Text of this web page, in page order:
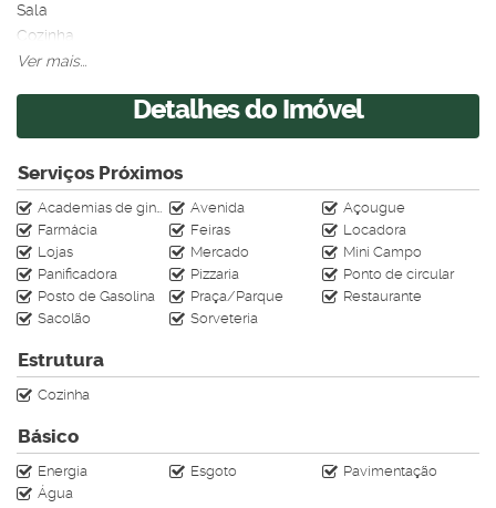
Sala
Cozinha
1Wc social
Lavanderia coberta.
Agende sua visita.
Ver mais...
Detalhes do Imóvel
Serviços Próximos
Academias de ginástica Avenida
Açougue
Farmácia
Feiras
Locadora
Lojas
Mercado
Mini Campo
Panificadora
Pizzaria
Ponto de circular
Posto de Gasolina
Praça/Parque
Restaurante
Sacolão
Sorveteria
Estrutura
Cozinha
Básico
Energia Esgoto
Pavimentação
Água